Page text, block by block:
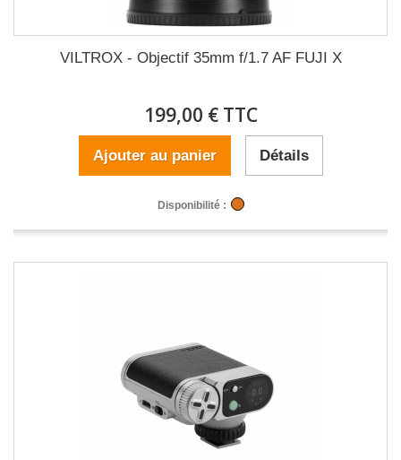
VILTROX - Objectif 35mm f/1.7 AF FUJI X
199,00 € TTC
Ajouter au panier Détails
Disponibilité :